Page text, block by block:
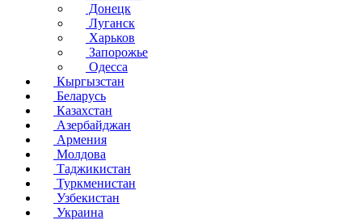
Донецк
Луганск
Харьков
Запорожье
Одесса
Кыргызстан
Беларусь
Казахстан
Азербайджан
Армения
Молдова
Таджикистан
Туркменистан
Узбекистан
Украина